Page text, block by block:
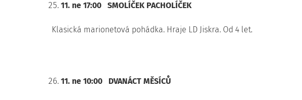
11. ne 17:00 SMOLÍČEK PACHOLÍČEK
Klasická marionetová pohádka. Hraje LD Jiskra. Od 4 let.
11. ne 10:00 DVANÁCT MĚSÍCŮ